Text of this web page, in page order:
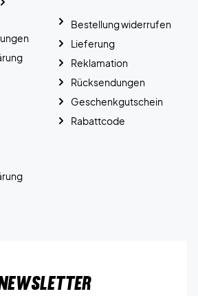
Bestellung widerrufen
Lieferung
Reklamation
Rücksendungen
Geschenkgutschein
Rabattcode